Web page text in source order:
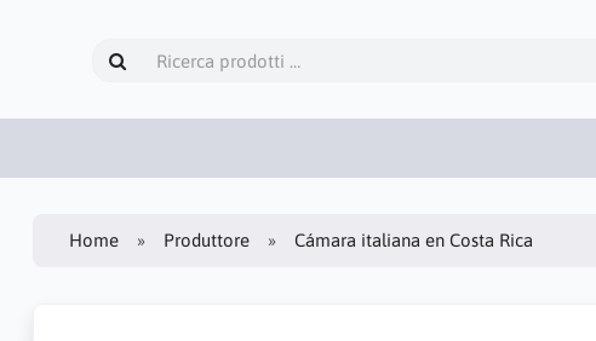
Home Produttore Cámara italiana en Costa Rica